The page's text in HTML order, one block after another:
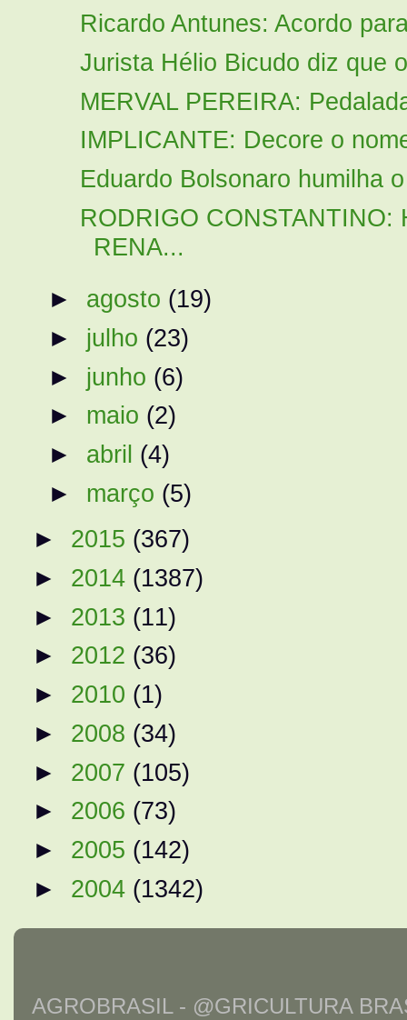
Ricardo Antunes: Acordo
Jurista Hélio Bicudo diz que
MERVAL PEREIRA:
IMPLICANTE: Decore o
Eduardo Bolsonaro humilha
RODRIGO
RENA...
► agosto (19)
► julho (23)
► junho (6)
► maio (2)
► abril (4)
► março (5)
► 2015 (367)
► 2014 (1387)
► 2013 (11)
► 2012 (36)
► 2010 (1)
► 2008 (34)
► 2007 (105)
► 2006 (73)
► 2005 (142)
► 2004 (1342)
AGROBRASIL - @GRICULTURA